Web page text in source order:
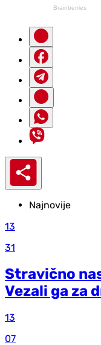
Najnovije
13
31
Stravično
Vezali ga za
13
07